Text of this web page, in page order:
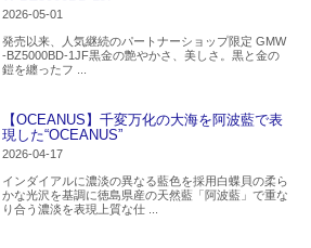
2026-05-01
発売以来、人気継続のパートナーショップ限定 GMW
-BZ5000BD-1JF黒金の艶やかさ、美しさ。黒と金の
鎧を纏ったフ ...
【OCEANUS】千変万化の大海を阿波藍で表
現した“OCEANUS”
2026-04-17
インダイアルに濃淡の異なる藍色を採用白蝶貝の柔ら
かな光沢を基調に徳島県産の天然藍「阿波藍」で重な
り合う濃淡を表現上質な仕 ...